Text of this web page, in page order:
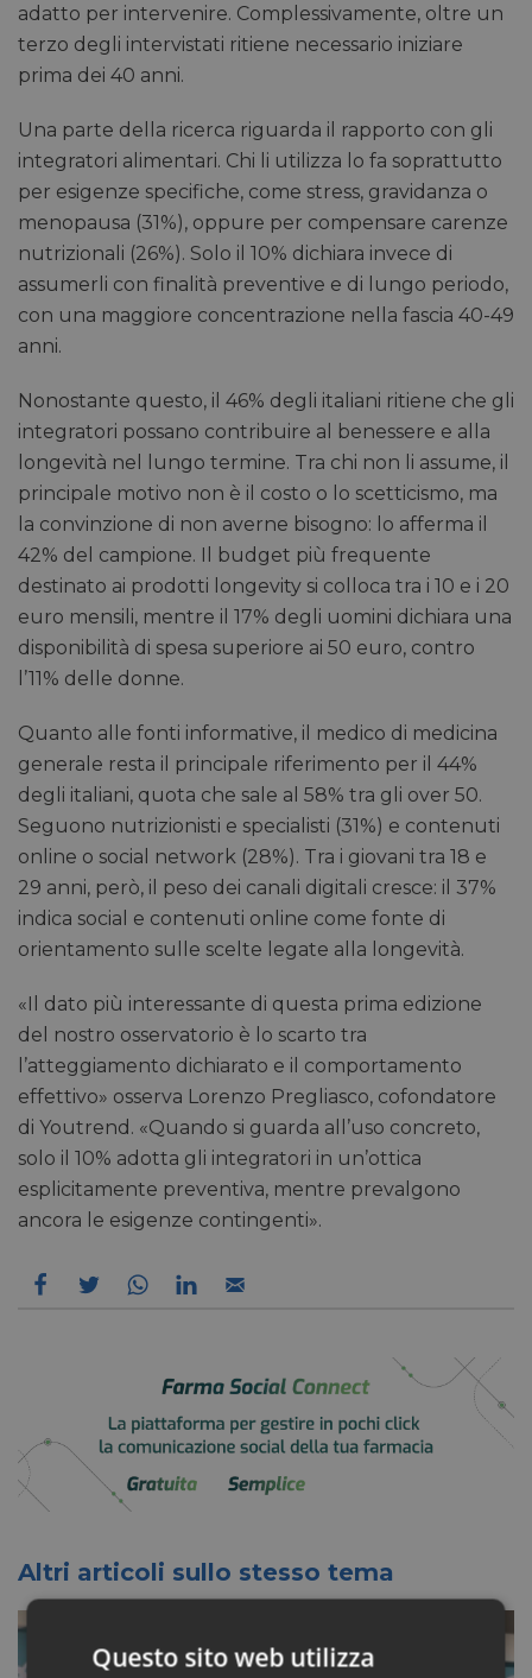
adatto per intervenire. Complessivamente, oltre un
terzo degli intervistati ritiene necessario iniziare
prima dei 40 anni.
Una parte della ricerca riguarda il rapporto con gli
integratori alimentari. Chi li utilizza lo fa soprattutto
per esigenze specifiche, come stress, gravidanza o
menopausa (31%), oppure per compensare carenze
nutrizionali (26%). Solo il 10% dichiara invece di
assumerli con finalità preventive e di lungo periodo,
con una maggiore concentrazione nella fascia 40-49
anni.
Nonostante questo, il 46% degli italiani ritiene che gli
integratori possano contribuire al benessere e alla
longevità nel lungo termine. Tra chi non li assume, il
principale motivo non è il costo o lo scetticismo, ma
la convinzione di non averne bisogno: lo afferma il
42% del campione. Il budget più frequente
destinato ai prodotti longevity si colloca tra i 10 e i 20
euro mensili, mentre il 17% degli uomini dichiara una
disponibilità di spesa superiore ai 50 euro, contro
l’11% delle donne.
Quanto alle fonti informative, il medico di medicina
generale resta il principale riferimento per il 44%
degli italiani, quota che sale al 58% tra gli over 50.
Seguono nutrizionisti e specialisti (31%) e contenuti
online o social network (28%). Tra i giovani tra 18 e
29 anni, però, il peso dei canali digitali cresce: il 37%
indica social e contenuti online come fonte di
orientamento sulle scelte legate alla longevità.
«Il dato più interessante di questa prima edizione
del nostro osservatorio è lo scarto tra
l’atteggiamento dichiarato e il comportamento
effettivo» osserva Lorenzo Pregliasco, cofondatore
di Youtrend. «Quando si guarda all’uso concreto,
solo il 10% adotta gli integratori in un’ottica
esplicitamente preventiva, mentre prevalgono
ancora le esigenze contingenti».
Altri articoli sullo stesso tema
Questo sito web utilizza